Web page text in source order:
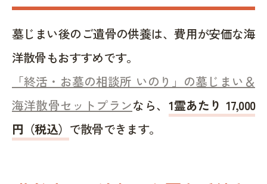
墓じまい後のご遺骨の供養は、費用が安価な海
洋散骨もおすすめです。
「終活・お墓の相談所 いのり」の墓じまい＆
海洋散骨セットプランなら、 1霊あたり 17,000
円（税込） で散骨できます。